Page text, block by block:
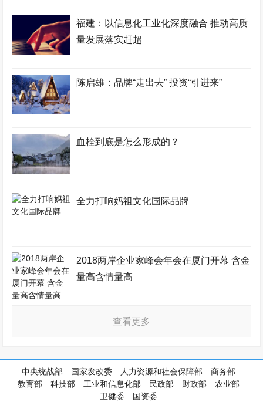
福建：以信息化工业化深度融合 推动高质
量发展落实赶超
陈启雄：品牌“走出去” 投资“引进来”
血栓到底是怎么形成的？
全力打响妈祖文化国际品牌
2018两岸企业家峰会年会在厦门开幕 含金
量高含情量高
查看更多
中央统战部 国家发改委 人力资源和社会保障部
商务部
教育部
科技部 工业和信息化部 民政部 财政部
农业部
卫健委
国资委